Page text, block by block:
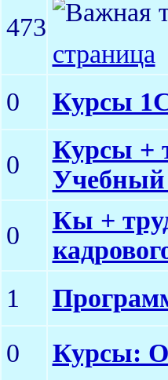
473
страница
0 Курсы
0
Курсы +
Учебный
0
Кы +
1
0 Курсы: